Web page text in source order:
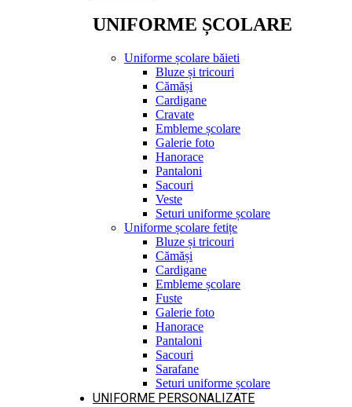
UNIFORME ȘCOLARE
Uniforme școlare băieti
Bluze și tricouri
Cămăși
Cardigane
Cravate
Embleme școlare
Galerie foto
Hanorace
Pantaloni
Sacouri
Veste
Seturi uniforme școlare
Uniforme școlare fetițe
Bluze și tricouri
Cămăși
Cardigane
Embleme școlare
Fuste
Galerie foto
Hanorace
Pantaloni
Sacouri
Sarafane
Seturi uniforme școlare
UNIFORME PERSONALIZATE